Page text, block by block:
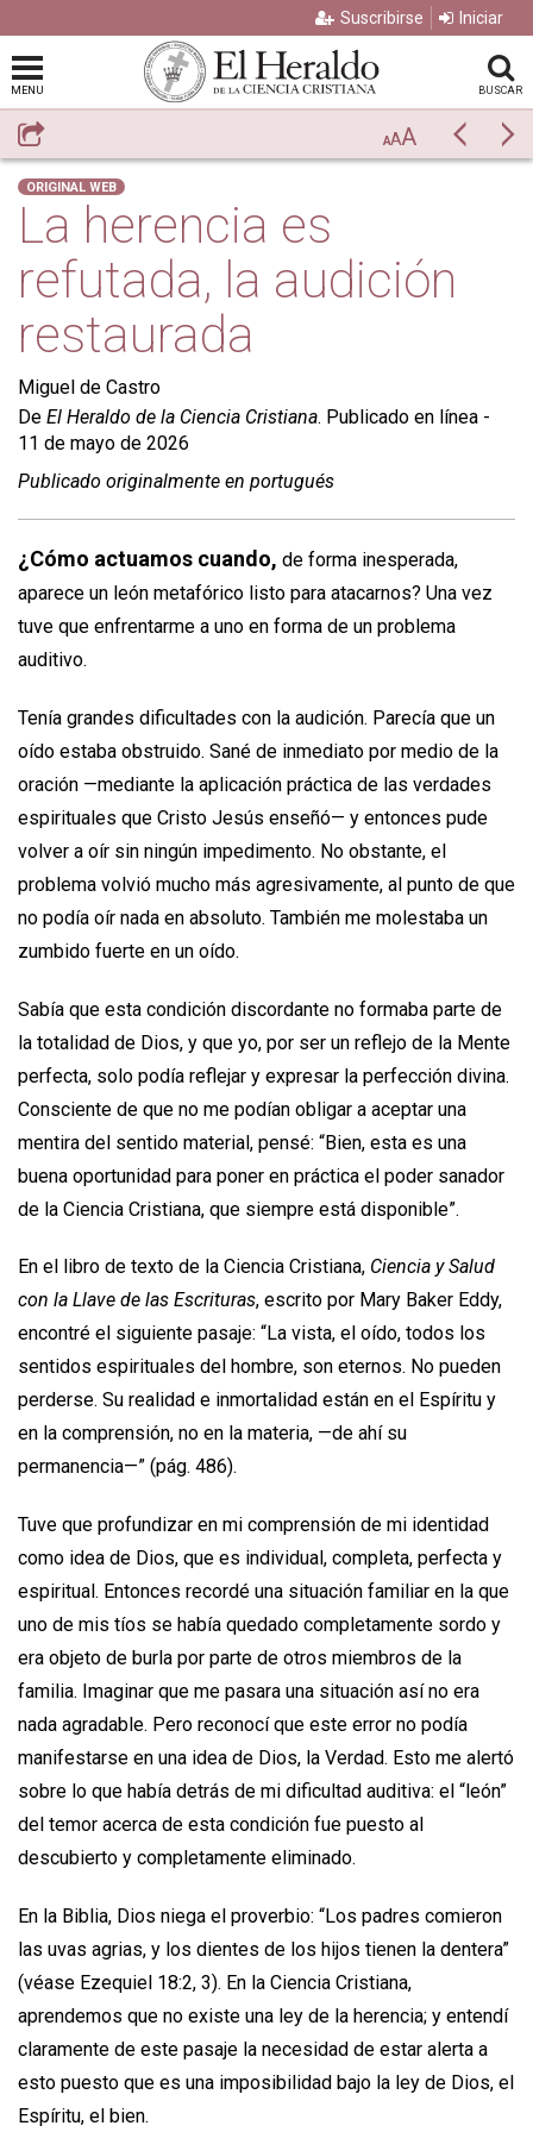
Suscribirse Iniciar
MENU BUSCAR
Compartir AAA Previo
ORIGINAL WEB
La herencia es
refutada, la audición
restaurada
Miguel de Castro
De El Heraldo de la Ciencia Cristiana. Publicado en línea -
11 de mayo de 2026
Publicado originalmente en portugués
¿Cómo actuamos cuando, de forma inesperada,
aparece un león metafórico listo para atacarnos? Una vez
tuve que enfrentarme a uno en forma de un problema
auditivo.
Tenía grandes dificultades con la audición. Parecía que un
oído estaba obstruido. Sané de inmediato por medio de la
oración —mediante la aplicación práctica de las verdades
espirituales que Cristo Jesús enseñó— y entonces pude
volver a oír sin ningún impedimento. No obstante, el
problema volvió mucho más agresivamente, al punto de que
no podía oír nada en absoluto. También me molestaba un
zumbido fuerte en un oído.
Sabía que esta condición discordante no formaba parte de
la totalidad de Dios, y que yo, por ser un reflejo de la Mente
perfecta, solo podía reflejar y expresar la perfección divina.
Consciente de que no me podían obligar a aceptar una
mentira del sentido material, pensé: “Bien, esta es una
buena oportunidad para poner en práctica el poder sanador
de la Ciencia Cristiana, que siempre está disponible”.
En el libro de texto de la Ciencia Cristiana, Ciencia y Salud
con la Llave de las Escrituras, escrito por Mary Baker Eddy,
encontré el siguiente pasaje: “La vista, el oído, todos los
sentidos espirituales del hombre, son eternos. No pueden
perderse. Su realidad e inmortalidad están en el Espíritu y
en la comprensión, no en la materia, —de ahí su
permanencia—” (pág. 486).
Tuve que profundizar en mi comprensión de mi identidad
como idea de Dios, que es individual, completa, perfecta y
espiritual. Entonces recordé una situación familiar en la que
uno de mis tíos se había quedado completamente sordo y
era objeto de burla por parte de otros miembros de la
familia. Imaginar que me pasara una situación así no era
nada agradable. Pero reconocí que este error no podía
manifestarse en una idea de Dios, la Verdad. Esto me alertó
sobre lo que había detrás de mi dificultad auditiva: el “león”
del temor acerca de esta condición fue puesto al
descubierto y completamente eliminado.
En la Biblia, Dios niega el proverbio: “Los padres comieron
las uvas agrias, y los dientes de los hijos tienen la dentera”
(véase Ezequiel 18:2, 3). En la Ciencia Cristiana,
aprendemos que no existe una ley de la herencia; y entendí
claramente de este pasaje la necesidad de estar alerta a
esto puesto que es una imposibilidad bajo la ley de Dios, el
Espíritu, el bien.